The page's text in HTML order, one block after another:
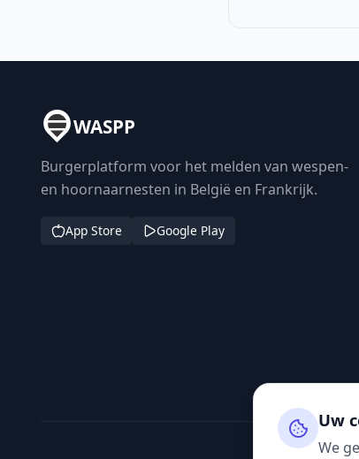
WASPP
Burgerplatform voor het melden van wespen-
en hoornaarnesten in België en Frankrijk.
App Store Google Play
Uw
We